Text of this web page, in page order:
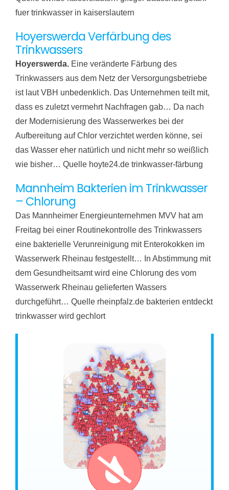
fuer trinkwasser in kaiserslautern
Hoyerswerda Verfärbung des
Trinkwassers
Hoyerswerda.Eine veränderte Färbung des
Trinkwassers aus dem Netz der Versorgungsbetriebe
ist laut VBH unbedenklich. Das Unternehmen teilt mit,
dass es zuletzt vermehrt Nachfragen gab… Da nach
der Modernisierung des Wasserwerkes bei der
Aufbereitung auf Chlor verzichtet werden könne, sei
das Wasser eher natürlich und nicht mehr so weißlich
wie bisher… Quelle hoyte24.de trinkwasser-färbung
Mannheim Bakterien im Trinkwasser
– Chlorung
Das Mannheimer Energieunternehmen MVV hat am
Freitag bei einer Routinekontrolle des Trinkwassers
eine bakterielle Verunreinigung mit Enterokokken im
Wasserwerk Rheinau festgestellt… In Abstimmung mit
dem Gesundheitsamt wird eine Chlorung des vom
Wasserwerk Rheinau gelieferten Wassers
durchgeführt… Quelle rheinpfalz.de bakterien entdeckt
trinkwasser wird gechlort